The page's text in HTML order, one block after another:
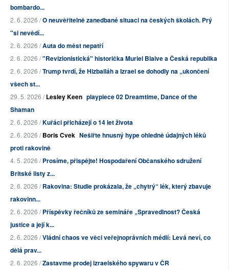
bombardo...
2. 6. 2026 /O neuvěřitelně zanedbané situaci na českých školách. Prý
"si nevědí...
2. 6. 2026 /Auta do měst nepatří
2. 6. 2026 /"Revizionistická" historička Muriel Blaive a Česká republika
2. 6. 2026 /Trump tvrdí, že Hizballáh a Izrael se dohodly na „ukončení
všech st...
29. 5. 2026 /Lesley Keen playpiece 02 Dreamtime, Dance of the
Shaman
2. 6. 2026 /Kuřáci přicházejí o 14 let života
2. 6. 2026 /Boris Cvek Nešiřte hnusný hype ohledně údajných léků
proti rakovině
4. 5. 2026 /Prosíme, přispějte! Hospodaření Občanského sdružení
Britské listy z...
2. 6. 2026 /Rakovina: Studie prokázala, že „chytrý“ lék, který zbavuje
rakovinn...
2. 6. 2026 /Příspěvky řečníků ze semináře „Spravedlnost? Česká
justice a její k...
2. 6. 2026 /Vládní chaos ve věci veřejnoprávních médií: Levá neví, co
dělá prav...
2. 6. 2026 /Zastavme prodej izraelského spywaru v ČR